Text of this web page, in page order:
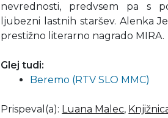
nevrednosti, predvsem pa s
ljubezni lastnih staršev. Alenka
prestižno literarno nagrado MIRA.
Glej tudi:
Beremo (RTV SLO MMC)
Prispeval(a): Luana Malec,